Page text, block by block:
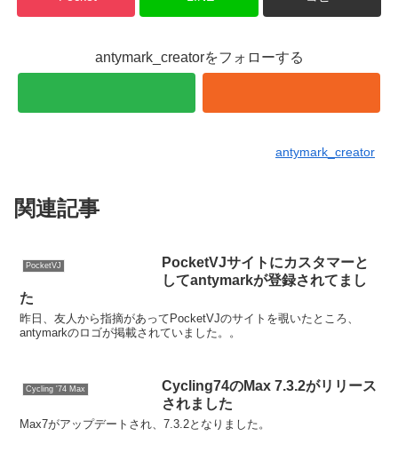
antymark_creatorをフォローする
antymark_creator
関連記事
PocketVJ
PocketVJサイトにカスタマーと
してantymarkが登録されてまし
た
昨日、友人から指摘があってPocketVJのサイトを覗いたところ、
antymarkのロゴが掲載されていました。。
Cycling '74 Max
Cycling74のMax 7.3.2がリリース
されました
Max7がアップデートされ、7.3.2となりました。